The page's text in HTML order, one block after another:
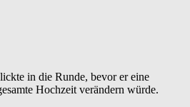
in die Runde, bevor er eine
Hochzeit verändern würde.